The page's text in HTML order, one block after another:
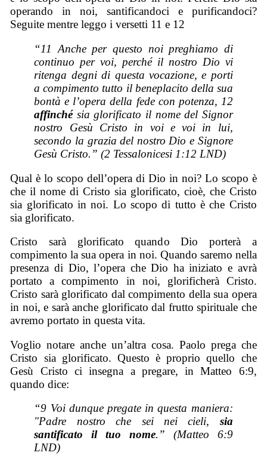
operando in noi, santificandoci e purificandoci?
Seguite mentre leggo i versetti 11 e 12
“11 Anche per questo noi preghiamo di
continuo per voi, perché il nostro Dio vi
ritenga degni di questa vocazione, e porti
a compimento tutto il beneplacito della sua
bontà e l’opera della fede con potenza, 12
affinchésia glorificato il nome del Signor
nostro Gesù Cristo in voi e voi in lui,
secondo la grazia del nostro Dio e Signore
Gesù Cristo.” (2 Tessalonicesi 1:12 LND)
Qual è lo scopo dell’opera di Dio in noi? Lo scopo è
che il nome di Cristo sia glorificato, cioè, che Cristo
sia glorificato in noi. Lo scopo di tutto è che Cristo
sia glorificato.
Cristo sarà glorificato quando Dio porterà a
compimento la sua opera in noi. Quando saremo nella
presenza di Dio, l’opera che Dio ha iniziato e avrà
portato a compimento in noi, glorificherà Cristo.
Cristo sarà glorificato dal compimento della sua opera
in noi, e sarà anche glorificato dal frutto spirituale che
avremo portato in questa vita.
Voglio notare anche un’altra cosa. Paolo prega che
Cristo sia glorificato. Questo è proprio quello che
Gesù Cristo ci insegna a pregare, in Matteo 6:9,
quando dice:
“9 Voi dunque pregate in questa maniera:
"Padre nostro che sei nei cieli, sia
santificato il tuo nome.” (Matteo 6:9
LND)